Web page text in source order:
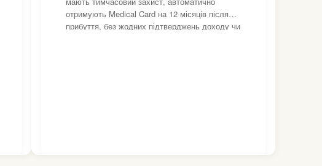
отримують Medical Card на 12 місяців після
прибуття, без жодних підтверджень доходу чи